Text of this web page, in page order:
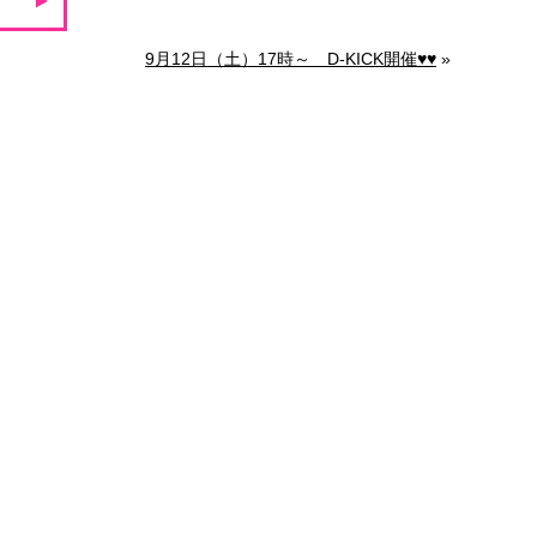
9月12日（土）17時～ D-KICK開催♥♥ »